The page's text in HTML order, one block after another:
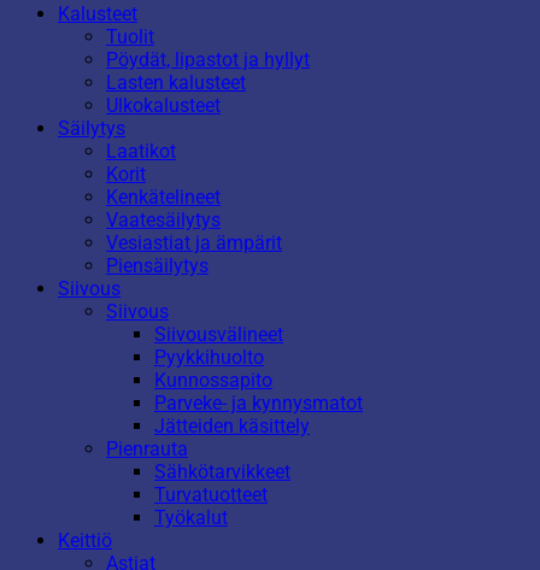
Kalusteet
Tuolit
Pöydät, lipastot ja hyllyt
Lasten kalusteet
Ulkokalusteet
Säilytys
Laatikot
Korit
Kenkätelineet
Vaatesäilytys
Vesiastiat ja ämpärit
Piensäilytys
Siivous
Siivous
Siivousvälineet
Pyykkihuolto
Kunnossapito
Parveke- ja kynnysmatot
Jätteiden käsittely
Pienrauta
Sähkötarvikkeet
Turvatuotteet
Työkalut
Keittiö
Astiat